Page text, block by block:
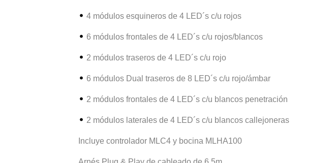
4 módulos esquineros de 4 LED´s c/u rojos
6 módulos frontales de 4 LED´s c/u rojos/blancos
2 módulos traseros de 4 LED´s c/u rojo
6 módulos Dual traseros de 8 LED´s c/u rojo/ámbar
2 módulos frontales de 4 LED´s c/u blancos penetración
2 módulos laterales de 4 LED´s c/u blancos callejoneras
Incluye controlador MLC4 y bocina MLHA100